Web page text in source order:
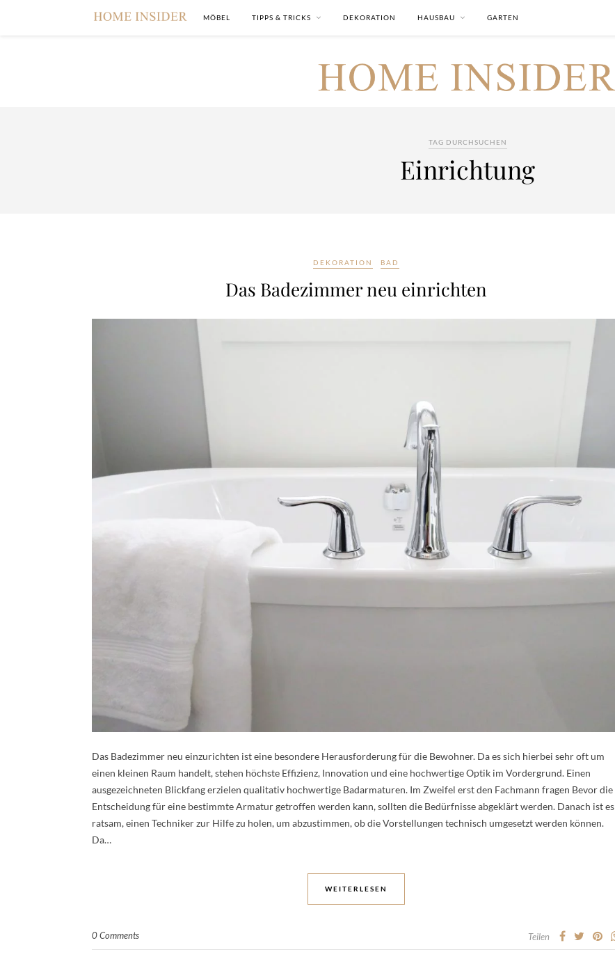
MÖBEL TIPPS & TRICKS DEKORATION HAUSBAU GARTEN
TAG DURCHSUCHEN
Einrichtung
DEKORATION BAD
Das Badezimmer neu einrichten
Das Badezimmer neu einzurichten ist eine besondere Herausforderung für die Bewohner. Da es sich hierbei sehr oft um
einen kleinen Raum handelt, stehen höchste Effizienz, Innovation und eine hochwertige Optik im Vordergrund. Einen
ausgezeichneten Blickfang erzielen qualitativ hochwertige Badarmaturen. Im Zweifel erst den Fachmann fragen Bevor die
Entscheidung für eine bestimmte Armatur getroffen werden kann, sollten die Bedürfnisse abgeklärt werden. Danach ist es
ratsam, einen Techniker zur Hilfe zu holen, um abzustimmen, ob die Vorstellungen technisch umgesetzt werden können.
Da…
WEITERLESEN
0 Comments Teilen